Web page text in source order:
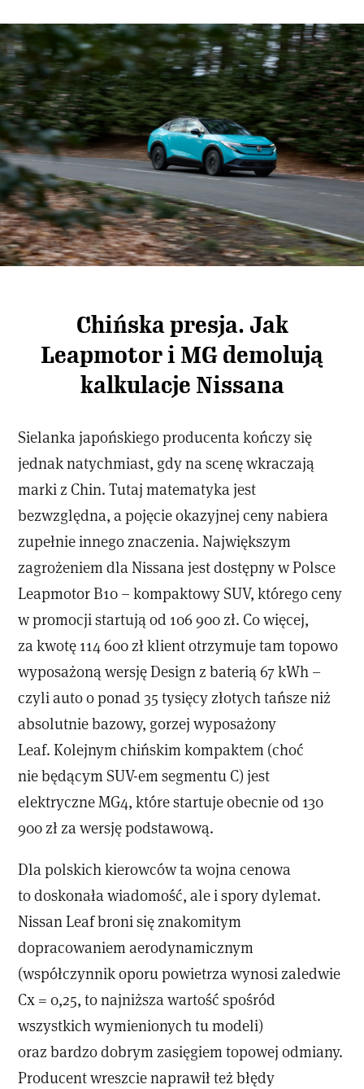
Chińska presja. Jak
Leapmotor i MG demolują
kalkulacje Nissana
Sielanka japońskiego producenta kończy się
jednak natychmiast, gdy na scenę wkraczają
marki z Chin. Tutaj matematyka jest
bezwzględna, a pojęcie okazyjnej ceny nabiera
zupełnie innego znaczenia. Największym
zagrożeniem dla Nissana jest dostępny w Polsce
Leapmotor B10 – kompaktowy SUV, którego ceny
w promocji startują od 106 900 zł. Co więcej,
za kwotę 114 600 zł klient otrzymuje tam topowo
wyposażoną wersję Design z baterią 67 kWh –
czyli auto o ponad 35 tysięcy złotych tańsze niż
absolutnie bazowy, gorzej wyposażony
Leaf. Kolejnym chińskim kompaktem (choć
nie będącym SUV-em segmentu C) jest
elektryczne MG4, które startuje obecnie od 130
900 zł za wersję podstawową.
Dla polskich kierowców ta wojna cenowa
to doskonała wiadomość, ale i spory dylemat.
Nissan Leaf broni się znakomitym
dopracowaniem aerodynamicznym
(współczynnik oporu powietrza wynosi zaledwie
Cx = 0,25, to najniższa wartość spośród
wszystkich wymienionych tu modeli)
oraz bardzo dobrym zasięgiem topowej odmiany.
Producent wreszcie naprawił też błędy